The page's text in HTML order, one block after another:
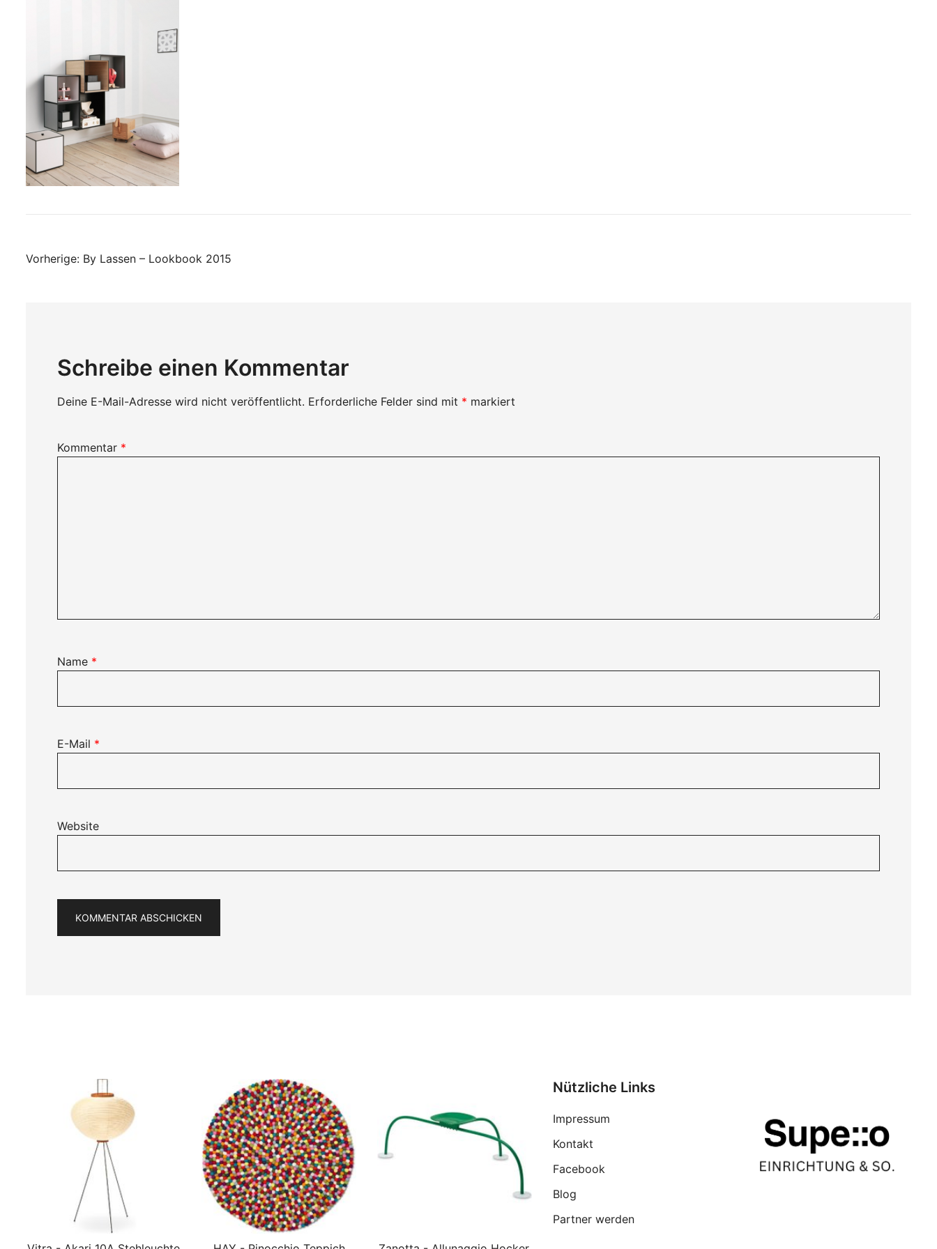
Beitrags-
Vorherige: By Lassen – Lookbook 2015
Schreibe einen Kommentar
Deine E-Mail-Adresse wird nicht veröffentlicht. Erforderliche Felder sind mit * markiert
Kommentar *
Name *
E-Mail *
Website
Nützliche Links
Impressum
Kontakt
Facebook
Blog
Partner werden